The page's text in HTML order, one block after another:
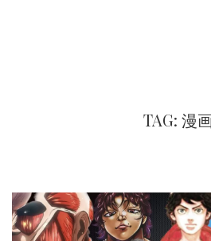
TAG: 漫